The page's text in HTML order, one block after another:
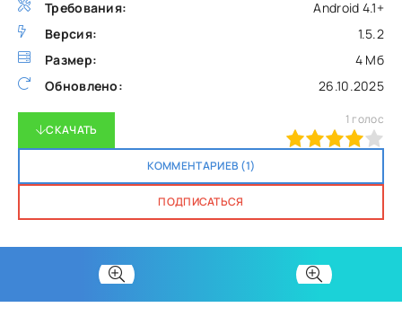
Требования:
Android 4.1+
Версия:
1.5.2
Размер:
4 Мб
Обновлено:
26.10.2025
СКАЧАТЬ
КОММЕНТАРИЕВ (1)
ПОДПИСАТЬСЯ
1 голос